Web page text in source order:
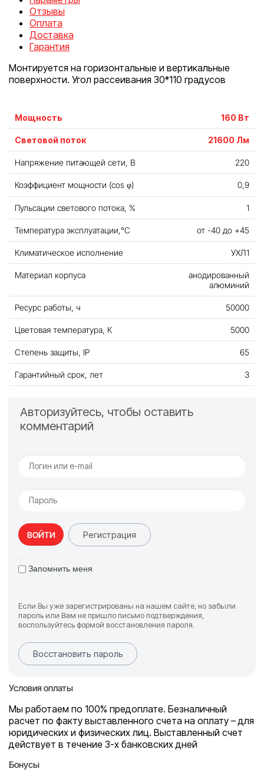
Отзывы
Оплата
Доставка
Гарантия
Монтируется на горизонтальные и вертикальные
поверхности. Угол рассеивания 30*110 градусов
Мощность 160 Вт
Световой поток 21600 Лм
Напряжение питающей сети, В 220
Коэффициент мощности (cos φ) 0,9
Пульсации светового потока, % 1
Температура эксплуатации,°С от -40 до +45
Климатическое исполнение УХЛ1
Материал корпуса
анодированный
алюминий
Ресурс работы, ч 50000
Цветовая температура, К 5000
Степень защиты, IP 65
Гарантийный срок, лет 3
Авторизуйтесь, чтобы оставить
комментарий
ВОЙТИ Регистрация
Запомнить меня
Если Вы уже зарегистрированы на нашем сайте, но забыли
пароль или Вам не пришло письмо подтверждения,
воспользуйтесь формой восстановления пароля.
Восстановить пароль
Условия оплаты
Мы работаем по 100% предоплате. Безналичный
расчет по факту выставленного счета на оплату – для
юридических и физических лиц. Выставленный счет
действует в течение 3-х банковских дней
Бонусы